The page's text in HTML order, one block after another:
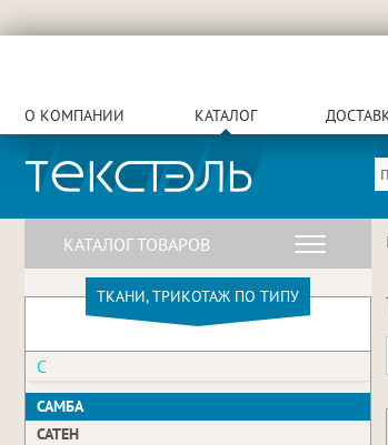
О КОМПАНИИ КАТАЛОГ
КАТАЛОГ ТОВАРОВ
ТКАНИ, ТРИКОТАЖ ПО ТИПУ
С
САМБА
САТЕН